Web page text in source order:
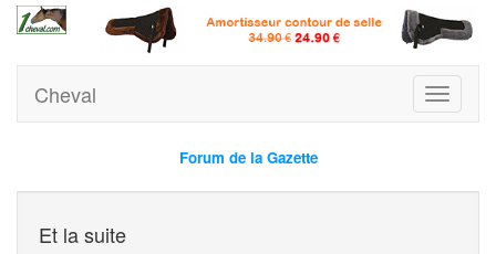
Toggle
Cheval
Forum de la Gazette
Et la suite